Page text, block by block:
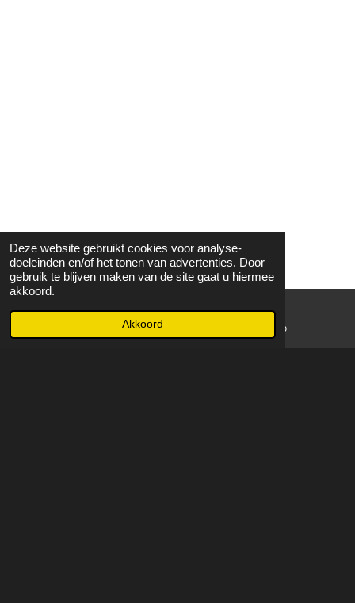
Deze website gebruikt cookies voor analyse-
doeleinden en/of het tonen van advertenties. Door
gebruik te blijven maken van de site gaat u hiermee
akkoord.
Akkoord WhatsApp